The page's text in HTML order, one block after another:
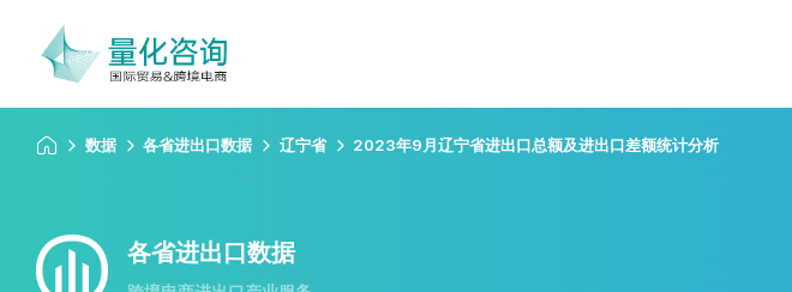
数据 各省进出口数据 辽宁省 2023年9月辽宁省进出口总额及进出口差额统计分析
各省进出口数据